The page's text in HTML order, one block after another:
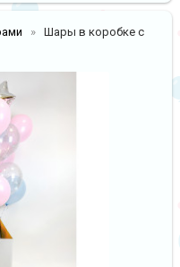
Шары в коробке с